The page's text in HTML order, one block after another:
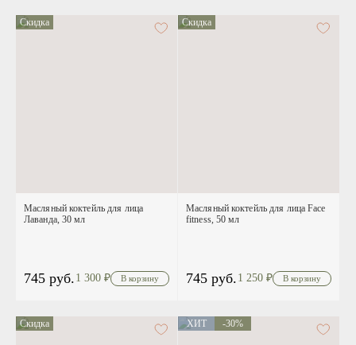
Скидка
Масляный коктейль для лица
Лаванда, 30 мл
745 руб. 1 300 ₽
Скидка
Масляный коктейль для лица Face
fitness, 50 мл
745 руб. 1 250 ₽
Скидка ХИТ -30%